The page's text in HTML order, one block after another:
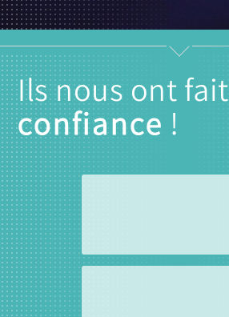
Ils nous ont fait
confiance !